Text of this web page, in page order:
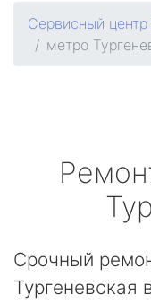
Сервисный центр
метро
Срочный
Тургеневская